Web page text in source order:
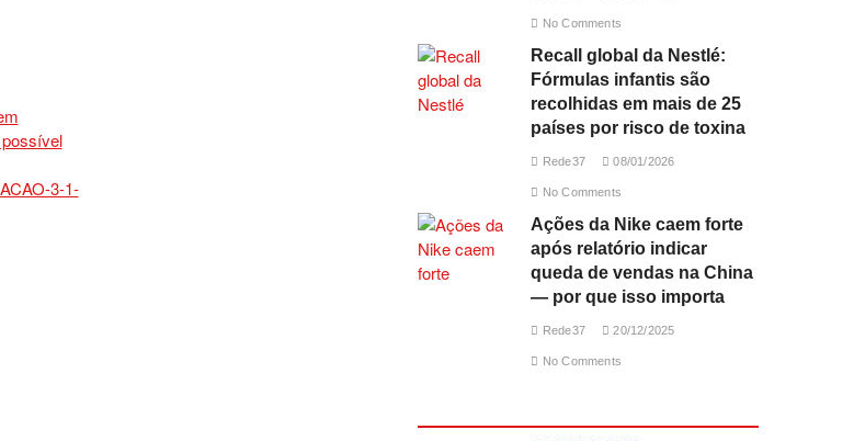
No Comments
Recall global da Nestlé:
Fórmulas infantis são
recolhidas em mais de 25
países por risco de toxina
Rede37 08/01/2026
No Comments
Ações da Nike caem forte
após relatório indicar
queda de vendas na China
— por que isso importa
Rede37 20/12/2025
No Comments